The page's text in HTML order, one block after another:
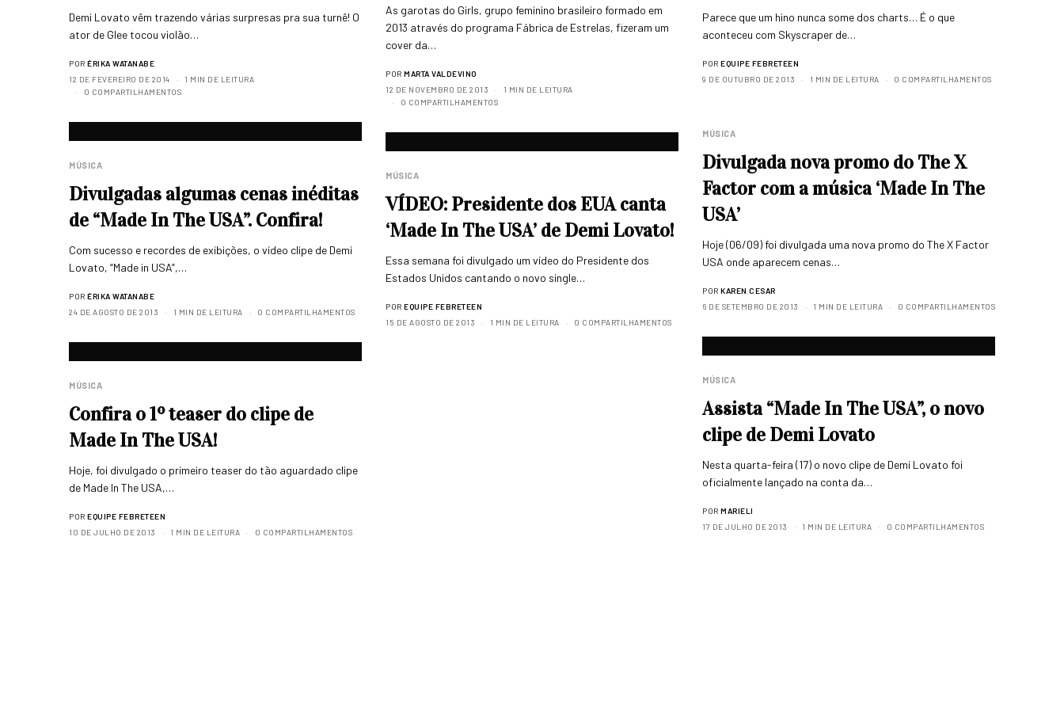
Demi Lovato vêm trazendo várias surpresas pra sua turnê! O
ator de Glee tocou violão…
POR ÉRIKA WATANABE
12 DE FEVEREIRO DE 2014
1 MIN DE LEITURA
0 COMPARTILHAMENTOS
As garotas do Girls, grupo feminino brasileiro formado em
2013 através do programa Fábrica de Estrelas, fizeram um
cover da…
POR MARTA VALDEVINO
12 DE NOVEMBRO DE 2013
1 MIN DE LEITURA
0 COMPARTILHAMENTOS
Parece que um hino nunca some dos charts… É o que
aconteceu com Skyscraper de…
POR EQUIPE FEBRETEEN
9 DE OUTUBRO DE 2013
1 MIN DE LEITURA 0 COMPARTILHAMENTOS
MÚSICA
Divulgada nova promo do The X
Factor com a música ‘Made In The
USA’
Hoje (06/09) foi divulgada uma nova promo do The X Factor
USA onde aparecem cenas…
POR KAREN CESAR
6 DE SETEMBRO DE 2013
1 MIN DE LEITURA 0 COMPARTILHAMENTOS
MÚSICA
Divulgadas algumas cenas inéditas
de “Made In The USA”. Confira!
Com sucesso e recordes de exibições, o vídeo clipe de Demi
Lovato, “Made in USA”,…
POR ÉRIKA WATANABE
24 DE AGOSTO DE 2013
1 MIN DE LEITURA 0 COMPARTILHAMENTOS
MÚSICA
VÍDEO: Presidente dos EUA canta
‘Made In The USA’ de Demi Lovato!
Essa semana foi divulgado um vídeo do Presidente dos
Estados Unidos cantando o novo single…
POR EQUIPE FEBRETEEN
15 DE AGOSTO DE 2013
1 MIN DE LEITURA 0 COMPARTILHAMENTOS
MÚSICA
Assista “Made In The USA”, o novo
clipe de Demi Lovato
Nesta quarta-feira (17) o novo clipe de Demi Lovato foi
oficialmente lançado na conta da…
POR MARIELI
17 DE JULHO DE 2013
1 MIN DE LEITURA 0 COMPARTILHAMENTOS
MÚSICA
Confira o 1º teaser do clipe de
Made In The USA!
Hoje, foi divulgado o primeiro teaser do tão aguardado clipe
de Made In The USA,…
POR EQUIPE FEBRETEEN
10 DE JULHO DE 2013
1 MIN DE LEITURA 0 COMPARTILHAMENTOS